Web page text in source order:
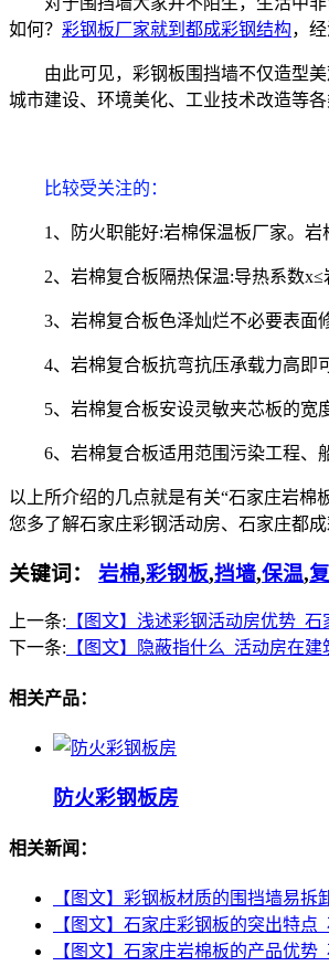
如何？ 彩钢板厂家就到都成彩钢结构，
由此可见，彩钢板围挡墙不仅造型
城市建设、环境美化、工业技术改造等各
比较受关注的 ：
1、防火职能好:岩棉保温板厂家。
2、岩棉复合板隔热保温:导热系数x≤
3、岩棉复合板色泽灿烂不必要表面
4、岩棉复合板抗弯抗压承载力高即
5、岩棉复合板安设灵敏夹芯板的宽
6、岩棉复合板适用范围污染工程、
以上所介绍的几点就是有关“石家庄岩棉
您多了解石家庄彩钢活动房、石家庄都
关键词： 岩棉,彩钢板,挡墙,保温,
上一条: 【图文】浅述彩钢活动房优势_
下一条: 【图文】隐蔽指什么_活动房在
相关产品：
防火彩钢板房
相关新闻：
【图文】彩钢板材质的围挡墙易拆
【图文】石家庄彩钢板的突出特
【图文】石家庄岩棉板的产品优